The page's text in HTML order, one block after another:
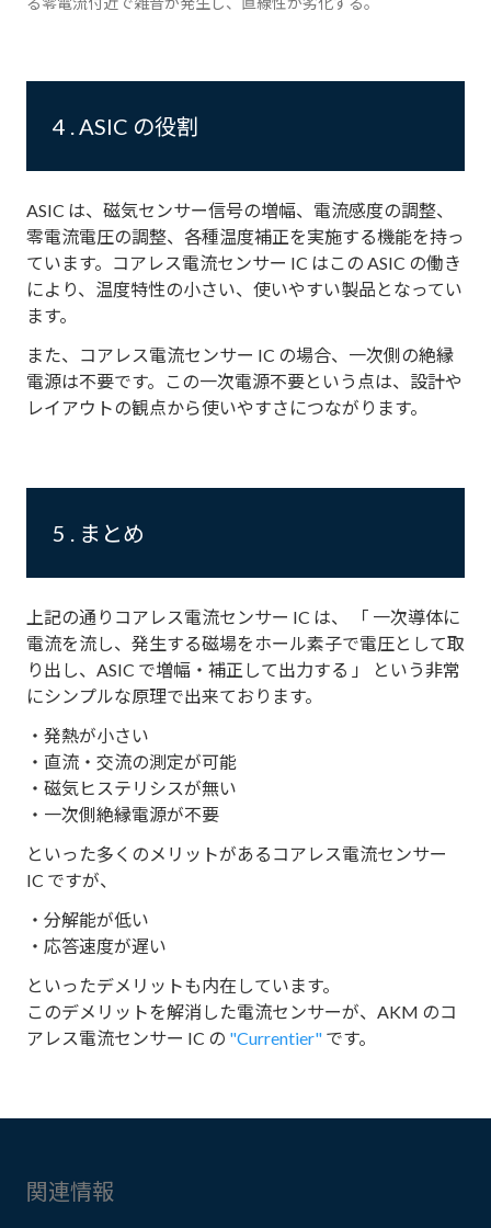
4 . ASIC の役割
ASIC は、磁気センサー信号の増幅、電流感度の調整、
零電流電圧の調整、各種温度補正を実施する機能を持っ
ています。コアレス電流センサー IC はこの ASIC の働き
により、温度特性の小さい、使いやすい製品となってい
ます。
また、コアレス電流センサー IC の場合、一次側の絶縁
電源は不要です。この一次電源不要という点は、設計や
レイアウトの観点から使いやすさにつながります。
5 . まとめ
上記の通りコアレス電流センサー IC は、 「 一次導体に
電流を流し、発生する磁場をホール素子で電圧として取
り出し、ASIC で増幅・補正して出力する 」 という非常
にシンプルな原理で出来ております。
・発熱が小さい
・直流・交流の測定が可能
・磁気ヒステリシスが無い
・一次側絶縁電源が不要
といった多くのメリットがあるコアレス電流センサー
IC ですが、
・分解能が低い
・応答速度が遅い
といったデメリットも内在しています。
このデメリットを解消した電流センサーが、AKM のコ
アレス電流センサー IC の "Currentier" です。
関連情報